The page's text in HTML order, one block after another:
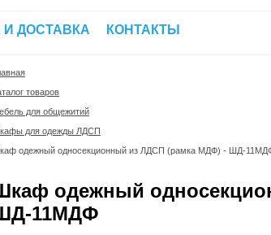
И ДОСТАВКА КОНТАКТЫ
товаров
для общежитий
для одежды ЛДСП
одежный односекционный из ЛДСП (рамка МДФ) - ШД-
одежный
11МДФ